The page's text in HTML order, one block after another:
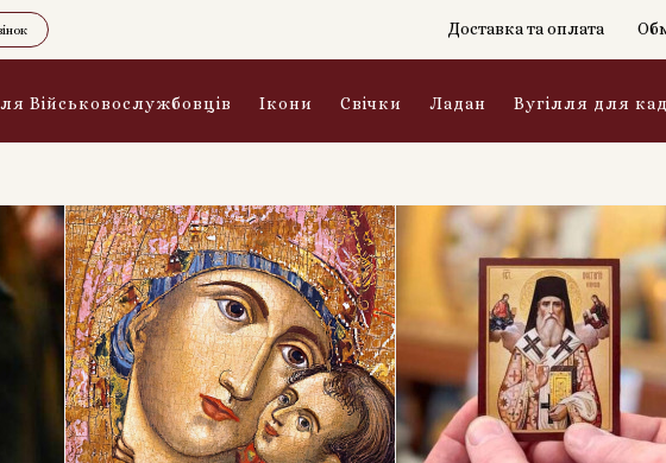
Доставка та оплата
Військовослужбовців Ікони Свічки Ладан Вугілля для